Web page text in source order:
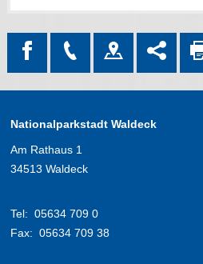
Nationalparkstadt Waldeck
Am Rathaus 1
34513 Waldeck
Tel: 05634 709 0
Fax: 05634 709 38